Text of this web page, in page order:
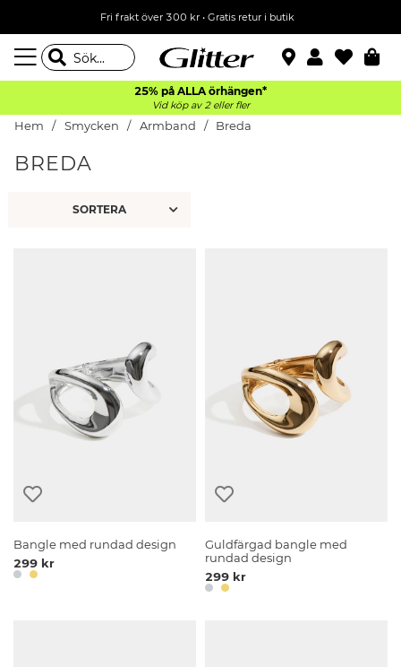
Fri frakt över 300 kr• Gratis retur i butik
25% på ALLA örhängen*
Vid köp av 2 eller fler
Hem Smycken Armband Breda
BREDA
Bangle med rundad design
299 kr
Guldfärgad bangle med
rundad design
299 kr